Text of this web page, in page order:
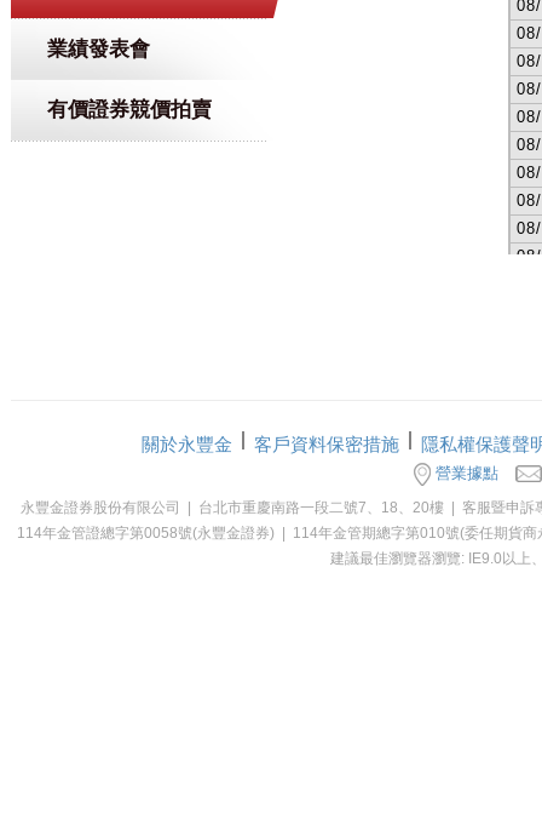
業績發表會
有價證券競價拍賣
關於永豐金 客戶資料保密措施 隱私權保護聲
營業據點
永豐金證券股份有限公司 | 台北市重慶南路一段二號7、18、20樓 | 客服暨申
114年金管證總字第0058號(永豐金證券) | 114年金管期總字第010號(委任期貨
建議最佳瀏覽器瀏覽: IE9.0以上